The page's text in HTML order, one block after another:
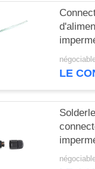
Jack Ip
LE
de Pin